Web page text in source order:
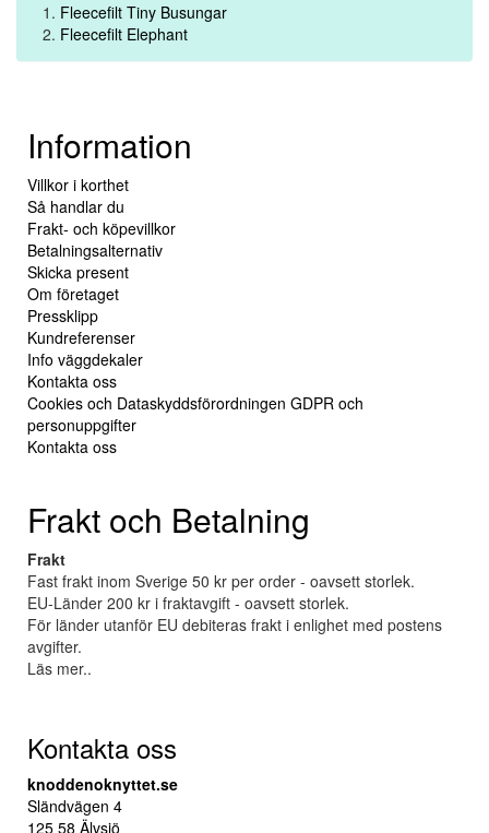
Fleecefilt Tiny Busungar
Fleecefilt Elephant
Information
Villkor i korthet
Så handlar du
Frakt- och köpevillkor
Betalningsalternativ
Skicka present
Om företaget
Pressklipp
Kundreferenser
Info väggdekaler
Kontakta oss
Cookies och Dataskyddsförordningen GDPR och
personuppgifter
Kontakta oss
Frakt och Betalning
Frakt
Fast frakt inom Sverige 50 kr per order - oavsett storlek.
EU-Länder 200 kr i fraktavgift - oavsett storlek.
För länder utanför EU debiteras frakt i enlighet med postens
avgifter.
Läs mer..
Kontakta oss
knoddenoknyttet.se
Sländvägen 4
125 58 Älvsjö